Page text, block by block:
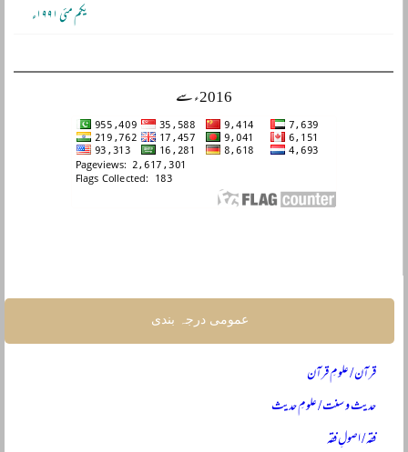
یکم مئی ۱۹۹۱ء
2016ء سے
عمومی درجہ بندی
قرآن / علومِ قرآن
حدیث و سنت / علومِ حدیث
فقہ / اصولِ فقہ